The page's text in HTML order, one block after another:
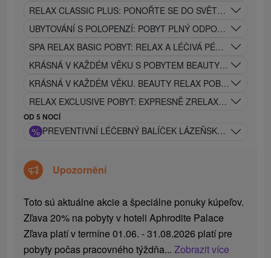
RELAX CLASSIC PLUS: PONOŘTE SE DO SVĚTA RELAXU A
UBYTOVÁNÍ S POLOPENZÍ: POBYT PLNÝ ODPOČINKU,
SPA RELAX BASIC POBYT: RELAX A LÉČIVÁ PÉČE V
KRÁSNÁ V KAŽDÉM VĚKU S POBYTEM BEAUTY CLASSIC
KRÁSNÁ V KAŽDÉM VĚKU. BEAUTY RELAX POBYT
RELAX EXCLUSIVE POBYT: EXPRESNĚ ZRELAXUJE VAŠE
OD 5 NOCÍ
% PREVENTIVNÍ LÉČEBNÝ BALÍČEK LÁZEŇSKÁ PÉČE
Upozornění
Toto sú aktuálne akcie a špeciálne ponuky kúpeľov.
Zľava 20% na pobyty v hoteli Aphrodite Palace
Zľava platí v termíne 01.06. - 31.08.2026 platí pre
pobyty počas pracovného týždňa...Zobrazit více